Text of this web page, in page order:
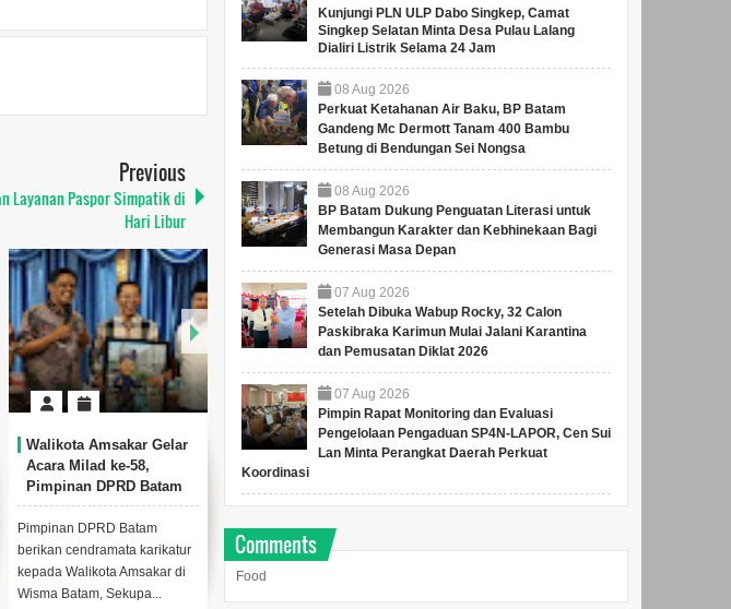
Previous
Layanan Paspor Simpatik di
Hari Libur
Amsakar Gelar
Milad ke-58,
DPRD Batam
Cenderamata
DPRD Batam
cendramata karikatur
Walikota Amsakar di
Batam, Sekupa...
Kamaluddin Bersama
Amsakar Hadiri
Peresmian Gedung Arsip
dan Musholla Baitus
Shalihin di PN Batam
Ketua DPRD Kota Batam, Haji
Muhammad Kamaluddin (2
dari kanan) saat menghadiri
Sekda Firmansyah Buka
Jaringan Komunikasi
memimpin Rakor di Kantor
Tanam 400
Sei Nongsa
Pengusahaan BP
Kunjungi PLN ULP Dabo Singkep, Camat
Singkep Selatan Minta Desa Pulau Lalang
Dialiri Listrik Selama 24 Jam
08 Aug 2026
Perkuat Ketahanan Air Baku, BP Batam
Gandeng Mc Dermott Tanam 400 Bambu
Betung di Bendungan Sei Nongsa
08 Aug 2026
BP Batam Dukung Penguatan Literasi untuk
Membangun Karakter dan Kebhinekaan Bagi
Generasi Masa Depan
07 Aug 2026
Setelah Dibuka Wabup Rocky, 32 Calon
Paskibraka Karimun Mulai Jalani Karantina
dan Pemusatan Diklat 2026
07 Aug 2026
Pimpin Rapat Monitoring dan Evaluasi
Pengelolaan Pengaduan SP4N-LAPOR, Cen Sui
Lan Minta Perangkat Daerah Perkuat
Koordinasi
Comments
Food